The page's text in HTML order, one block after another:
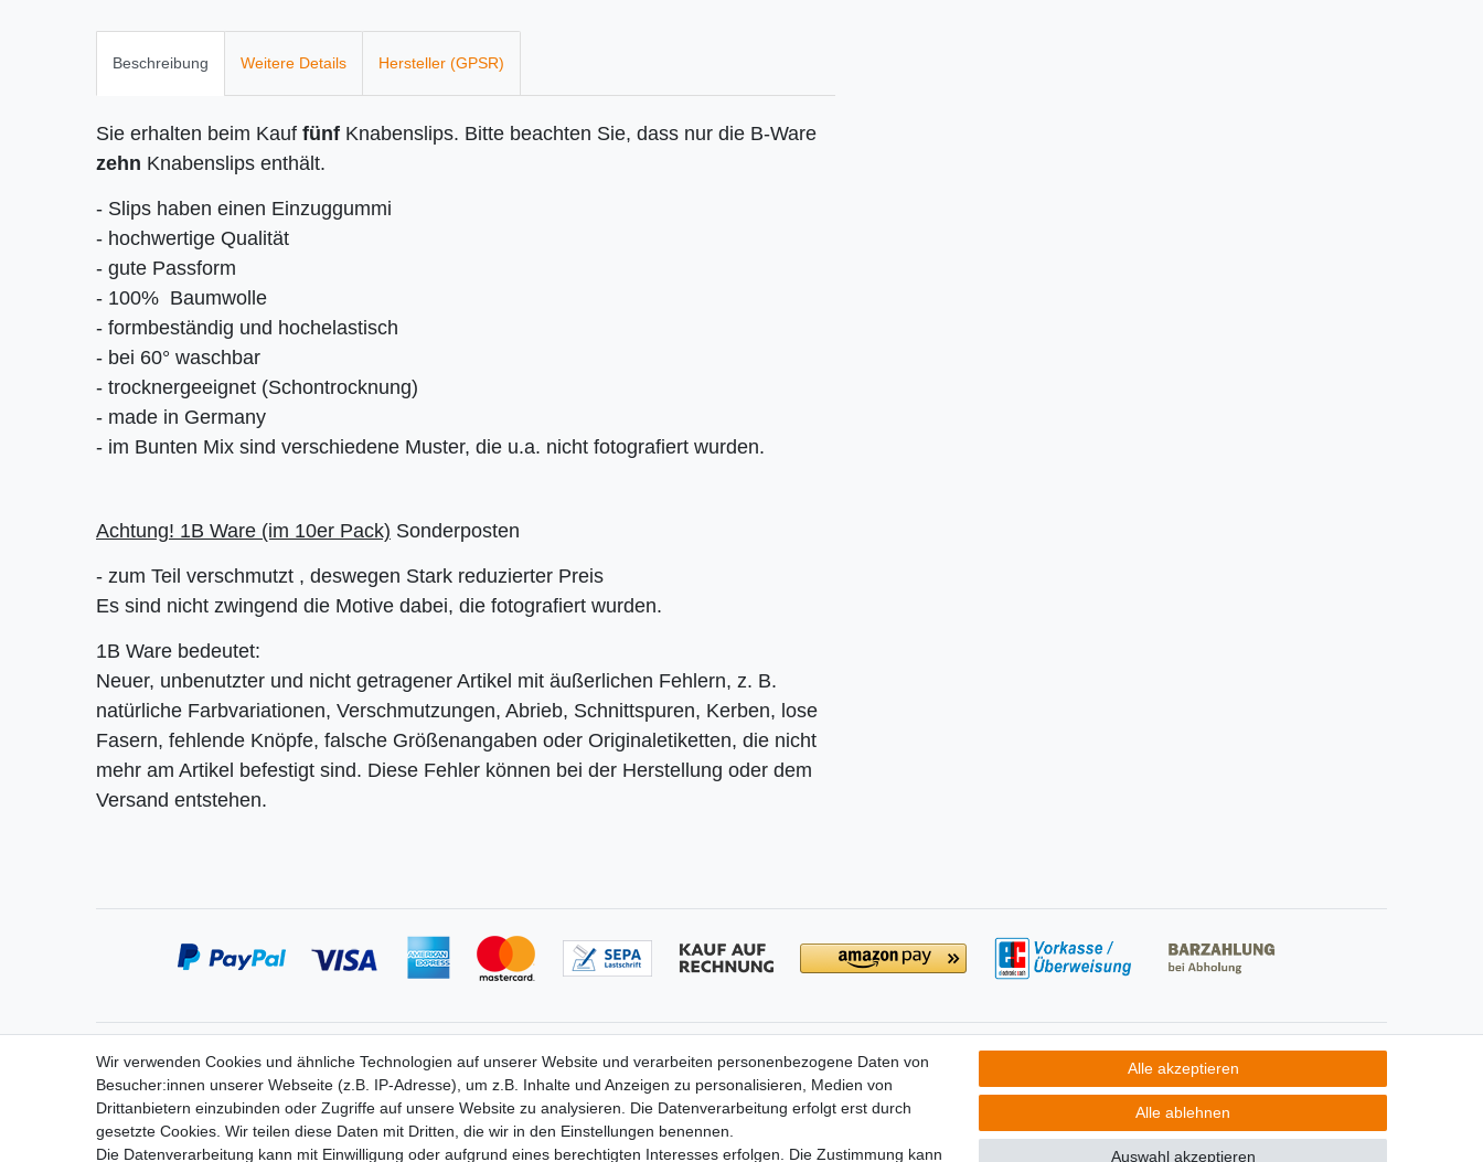
Beschreibung Weitere Details Hersteller (GPSR)
Sie erhalten beim Kauf fünf Knabenslips. Bitte beachten Sie, dass nur die B-Ware
zehn Knabenslips enthält.
- Slips haben einen Einzuggummi
- hochwertige Qualität
- gute Passform
- 100% Baumwolle
- formbeständig und hochelastisch
- bei 60° waschbar
- trocknergeeignet (Schontrocknung)
- made in Germany
- im Bunten Mix sind verschiedene Muster, die u.a. nicht fotografiert wurden.
Achtung! 1B Ware (im 10er Pack) Sonderposten
- zum Teil verschmutzt , deswegen Stark reduzierter Preis
Es sind nicht zwingend die Motive dabei, die fotografiert wurden.
1B Ware bedeutet:
Neuer, unbenutzter und nicht getragener Artikel mit äußerlichen Fehlern, z. B.
natürliche Farbvariationen, Verschmutzungen, Abrieb, Schnittspuren, Kerben, lose
Fasern, fehlende Knöpfe, falsche Größenangaben oder Originaletiketten, die nicht
mehr am Artikel befestigt sind. Diese Fehler können bei der Herstellung oder dem
Versand entstehen.
Zahlung
Versand
Kontakt
Messe-Termine
Widerrufs­recht
Vertrag widerrufen
Impressum
Daten­schutz­erklärung
Social Media
Wir verwenden Cookies und ähnliche Technologien auf unserer Website und verarbeiten personenbezogene Daten von
Besucher:innen unserer Webseite (z.B. IP-Adresse), um z.B. Inhalte und Anzeigen zu personalisieren, Medien von
Drittanbietern einzubinden oder Zugriffe auf unsere Website zu analysieren. Die Datenverarbeitung erfolgt erst durch
gesetzte Cookies. Wir teilen diese Daten mit Dritten, die wir in den Einstellungen benennen.
Die Datenverarbeitung kann mit Einwilligung oder aufgrund eines berechtigten Interesses erfolgen. Die Zustimmung kann
Alle akzeptieren
Alle ablehnen
Auswahl akzeptieren